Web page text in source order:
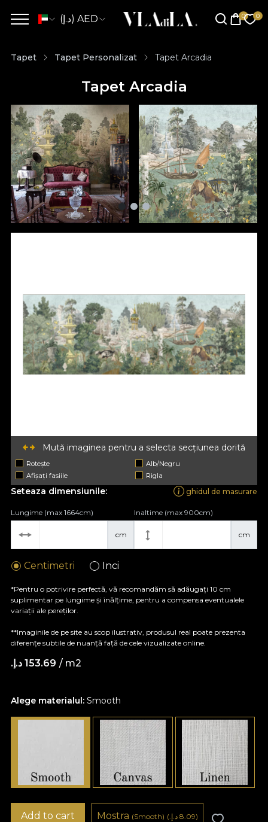
(د.إ) AED
Tapet Tapet Personalizat Tapet Arcadia
Tapet Arcadia
Mută imaginea pentru a selecta secțiunea dorită
Rotește
Alb/Negru
Afișați fasiile
Rigla
Alege materialul: Smooth
Seteaza dimensiunile: ghidul de masurare
cm
Lungime (max 1664cm)
cm
Inaltime (max 900cm)
Centimetri Inci
*Pentru o potrivire perfectă, vă recomandăm să adăugați 10 cm
suplimentar pe lungime și înălțime, pentru a compensa eventualele
variații ale pereților.
**Imaginile de pe site au scop ilustrativ, produsul real poate prezenta
diferențe subtile de nuanță față de cele vizualizate online.
153.69 د.إ.‏ / m2
Add to cart Mostra (Smooth) ( 8.09 د.إ.‏)